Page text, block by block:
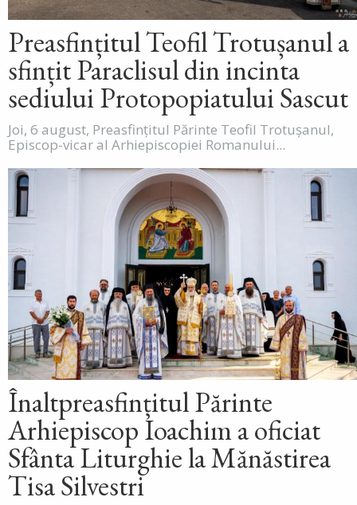
Preasfințitul Teofil Trotușanul a
sfințit Paraclisul din incinta
sediului Protopopiatului Sascut
Joi, 6 august, Preasfințitul Părinte Teofil Trotușanul,
Episcop-vicar al Arhiepiscopiei Romanului...
Înaltpreasfințitul Părinte
Arhiepiscop Ioachim a oficiat
Sfânta Liturghie la Mănăstirea
Tisa Silvestri